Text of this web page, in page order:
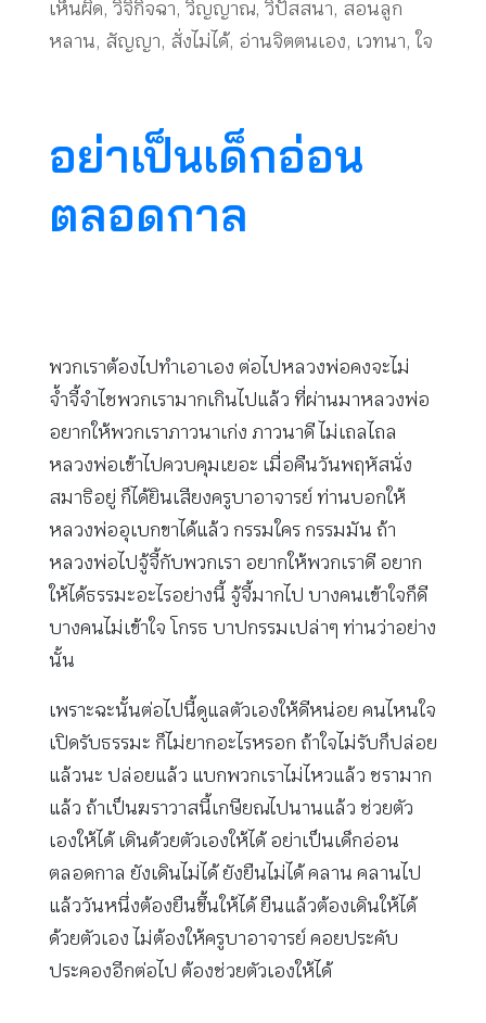
เห็นผิด, วิจิกิจฉา, วิญญาณ, วิปัสสนา, สอนลูก
หลาน, สัญญา, สั่งไม่ได้, อ่านจิตตนเอง, เวทนา, ใจ
อย่าเป็นเด็กอ่อน
ตลอดกาล
พวกเราต้องไปทำเอาเอง ต่อไปหลวงพ่อคงจะไม่
จ้ำจี้จำไชพวกเรามากเกินไปแล้ว ที่ผ่านมาหลวงพ่อ
อยากให้พวกเราภาวนาเก่ง ภาวนาดี ไม่เถลไถล
หลวงพ่อเข้าไปควบคุมเยอะ เมื่อคืนวันพฤหัสนั่ง
สมาธิอยู่ ก็ได้ยินเสียงครูบาอาจารย์ ท่านบอกให้
หลวงพ่ออุเบกขาได้แล้ว กรรมใคร กรรมมัน ถ้า
หลวงพ่อไปจู้จี้กับพวกเรา อยากให้พวกเราดี อยาก
ให้ได้ธรรมะอะไรอย่างนี้ จู้จี้มากไป บางคนเข้าใจก็ดี
บางคนไม่เข้าใจ โกรธ บาปกรรมเปล่าๆ ท่านว่าอย่าง
นั้น
เพราะฉะนั้นต่อไปนี้ดูแลตัวเองให้ดีหน่อย คนไหนใจ
เปิดรับธรรมะ ก็ไม่ยากอะไรหรอก ถ้าใจไม่รับก็ปล่อย
แล้วนะ ปล่อยแล้ว แบกพวกเราไม่ไหวแล้ว ชรามาก
แล้ว ถ้าเป็นฆราวาสนี้เกษียณไปนานแล้ว ช่วยตัว
เองให้ได้ เดินด้วยตัวเองให้ได้ อย่าเป็นเด็กอ่อน
ตลอดกาล ยังเดินไม่ได้ ยังยืนไม่ได้ คลาน คลานไป
แล้ววันหนึ่งต้องยืนขึ้นให้ได้ ยืนแล้วต้องเดินให้ได้
ด้วยตัวเอง ไม่ต้องให้ครูบาอาจารย์ คอยประคับ
ประคองอีกต่อไป ต้องช่วยตัวเองให้ได้